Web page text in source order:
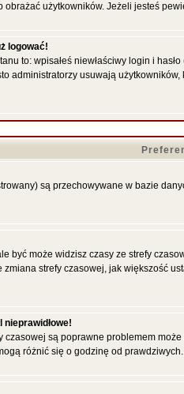
użytkowników. Jeżeli jesteś
logować!
to: wpisałeś niewłaściwy login i
administratorzy usuwają
są przechowywane w bazie
być może widzisz czasy ze strefy
strefy czasowej, jak większość
są poprawne problemem
różnić się o godzinę od prawdziwych.